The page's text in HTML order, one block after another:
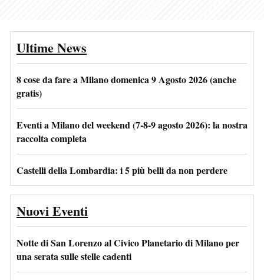
Ultime News
8 cose da fare a Milano domenica 9 Agosto 2026 (anche
gratis)
Eventi a Milano del weekend (7-8-9 agosto 2026): la nostra
raccolta completa
Castelli della Lombardia: i 5 più belli da non perdere
Nuovi Eventi
Notte di San Lorenzo al Civico Planetario di Milano per
una serata sulle stelle cadenti